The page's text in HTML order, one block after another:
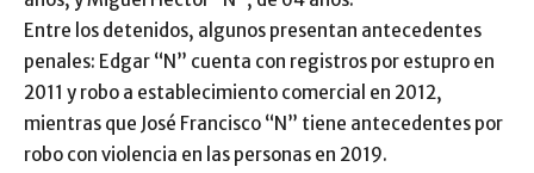
Entre los detenidos, algunos presentan antecedentes
penales: Edgar “N” cuenta con registros por estupro en
2011 y robo a establecimiento comercial en 2012,
mientras que José Francisco “N” tiene antecedentes por
robo con violencia en las personas en 2019.